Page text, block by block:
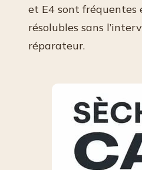
et E4 sont fréquentes
résolubles sans
réparateur.